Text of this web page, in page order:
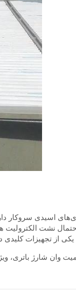
اسیدی سروکار
نشت الکترولیت
یکی از تجهیزات کلیدی
وان شارژ باتری،